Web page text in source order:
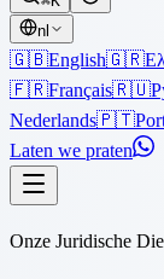
nl
🇬🇧English🇬🇷
🇫🇷Français🇷🇺
Nederlands🇵🇹
Laten we praten
Onze Juridische